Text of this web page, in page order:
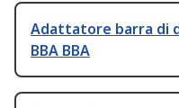
Adattatore barra di
BBA BBA